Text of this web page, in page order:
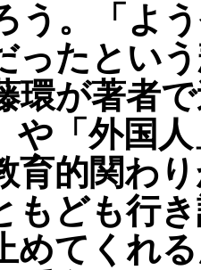
う。「よ
ったとい
環が著者
や「外国
育的関わ
ども行
めてくれ